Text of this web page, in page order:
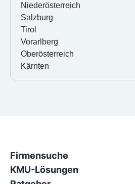
Niederösterreich
Salzburg
Tirol
Vorarlberg
Oberösterreich
Kärnten
Firmensuche
KMU-Lösungen